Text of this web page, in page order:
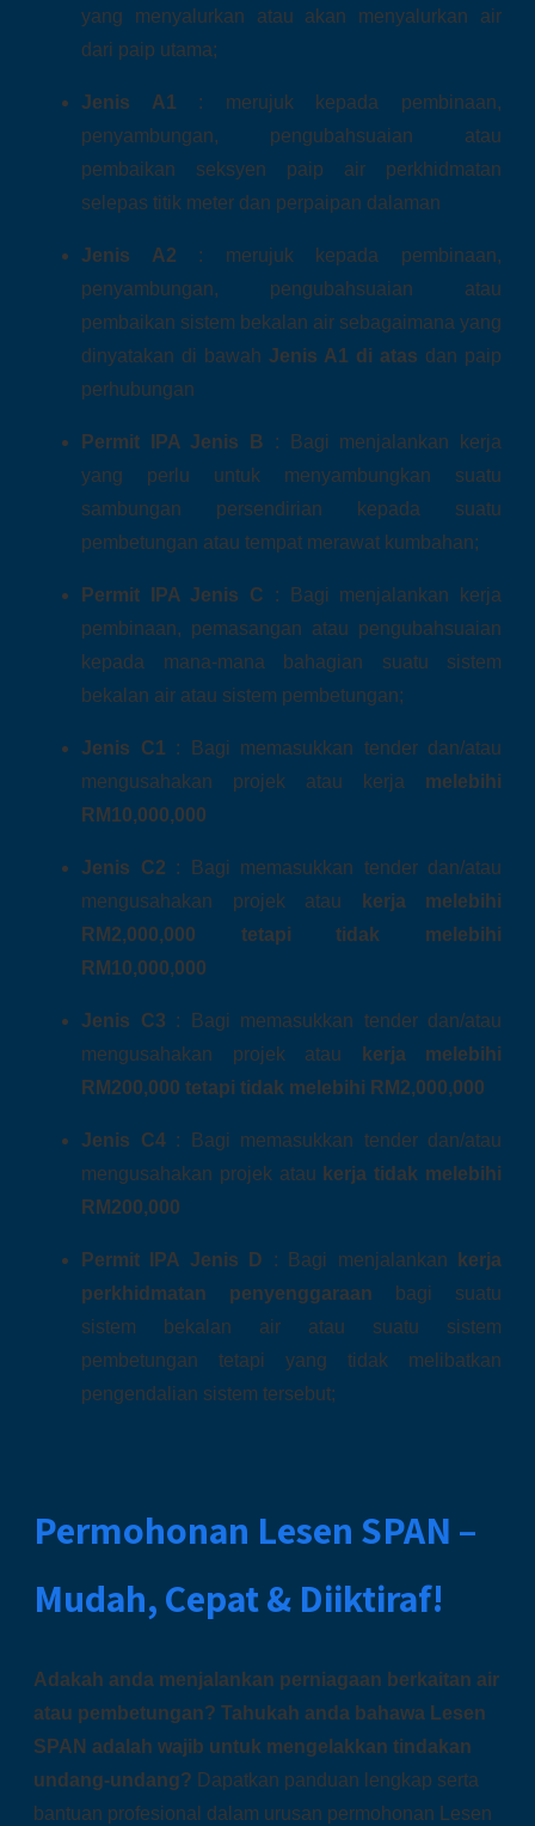
yang menyalurkan atau akan menyalurkan air
dari paip utama;
Jenis A1 : merujuk kepada pembinaan,
penyambungan, pengubahsuaian atau
pembaikan seksyen paip air perkhidmatan
selepas titik meter dan perpaipan dalaman
Jenis A2 : merujuk kepada pembinaan,
penyambungan, pengubahsuaian atau
pembaikan sistem bekalan air sebagaimana yang
dinyatakan di bawah Jenis A1 di atas dan paip
perhubungan
Permit IPA Jenis B : Bagi menjalankan kerja
yang perlu untuk menyambungkan suatu
sambungan persendirian kepada suatu
pembetungan atau tempat merawat kumbahan;
Permit IPA Jenis C : Bagi menjalankan kerja
pembinaan, pemasangan atau pengubahsuaian
kepada mana-mana bahagian suatu sistem
bekalan air atau sistem pembetungan;
Jenis C1 : Bagi memasukkan tender dan/atau
mengusahakan projek atau kerja melebihi
RM10,000,000
Jenis C2 : Bagi memasukkan tender dan/atau
mengusahakan projek atau
kerja melebihi
RM2,000,000 tetapi tidak melebihi
RM10,000,000
Jenis C3 : Bagi memasukkan tender dan/atau
mengusahakan projek atau
kerja melebihi
RM200,000 tetapi tidak melebihi RM2,000,000
Jenis C4: Bagi memasukkan tender dan/atau
mengusahakan projek atau kerja tidak melebihi
RM200,000
Permit IPA Jenis D : Bagi menjalankan
kerja
perkhidmatan penyenggaraan bagi suatu
sistem bekalan air atau suatu sistem
pembetungan tetapi yang tidak melibatkan
pengendalian sistem tersebut;
Permohonan Lesen SPAN –
Mudah, Cepat & Diiktiraf!
Adakah anda menjalankan perniagaan berkaitan air
atau pembetungan? Tahukah anda bahawa Lesen
SPAN adalah wajib untuk mengelakkan tindakan
undang-undang? Dapatkan panduan lengkap serta
bantuan profesional dalam urusan permohonan Lesen